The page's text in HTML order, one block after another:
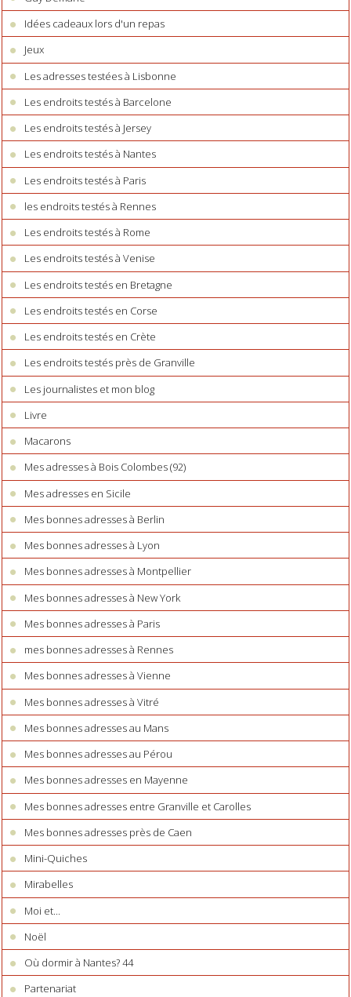
Idées cadeaux lors d'un repas
Jeux
Les adresses testées à Lisbonne
Les endroits testés à Barcelone
Les endroits testés à Jersey
Les endroits testés à Nantes
Les endroits testés à Paris
les endroits testés à Rennes
Les endroits testés à Rome
Les endroits testés à Venise
Les endroits testés en Bretagne
Les endroits testés en Corse
Les endroits testés en Crète
Les endroits testés près de Granville
Les journalistes et mon blog
Livre
Macarons
Mes adresses à Bois Colombes (92)
Mes adresses en Sicile
Mes bonnes adresses à Berlin
Mes bonnes adresses à Lyon
Mes bonnes adresses à Montpellier
Mes bonnes adresses à New York
Mes bonnes adresses à Paris
mes bonnes adresses à Rennes
Mes bonnes adresses à Vienne
Mes bonnes adresses à Vitré
Mes bonnes adresses au Mans
Mes bonnes adresses au Pérou
Mes bonnes adresses en Mayenne
Mes bonnes adresses entre Granville et Carolles
Mes bonnes adresses près de Caen
Mini-Quiches
Mirabelles
Moi et...
Noël
Où dormir à Nantes? 44
Partenariat